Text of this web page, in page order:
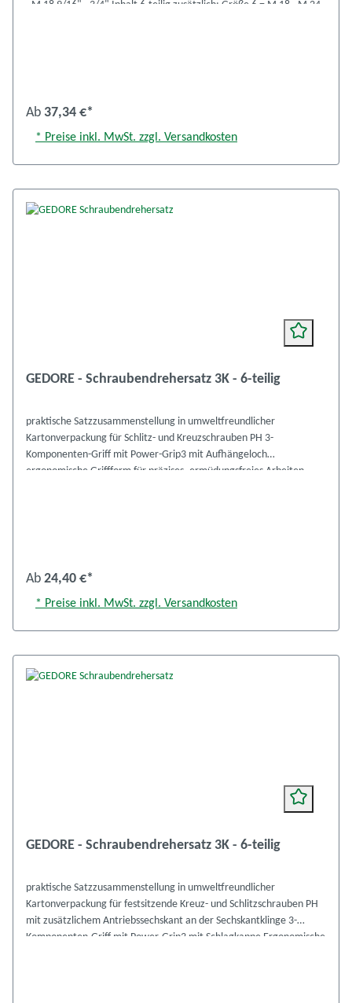
- M 18 9/16" - 3/4" Inhalt 6-teilig zusätzlich: Größe 6 = M 18 - M 24
Ab 37,34 €*
* Preise inkl. MwSt. zzgl. Versandkosten
GEDORE - Schraubendrehersatz 3K - 6-teilig
praktische Satzzusammenstellung in umweltfreundlicher
Kartonverpackung für Schlitz- und Kreuzschrauben PH 3-
Komponenten-Griff mit Power-Grip3 mit Aufhängeloch
ergonomische Griffform für präzises, ermüdungsfreies Arbeiten
Ab 24,40 €*
* Preise inkl. MwSt. zzgl. Versandkosten
GEDORE - Schraubendrehersatz 3K - 6-teilig
praktische Satzzusammenstellung in umweltfreundlicher
Kartonverpackung für festsitzende Kreuz- und Schlitzschrauben PH
mit zusätzlichem Antriebssechskant an der Sechskantklinge 3-
Komponenten-Griff mit Power-Grip3 mit Schlagkappe Ergonomische